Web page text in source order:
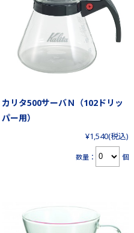
カリタ500サーバＮ（102ドリッ
パー用）
¥1,540(税込)
数量： 個